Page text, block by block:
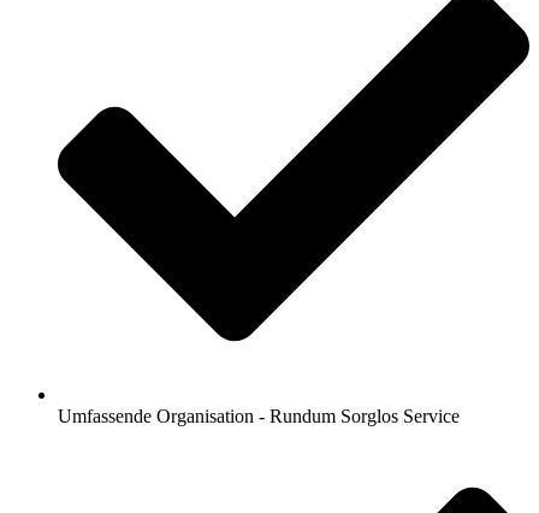
Umfassende Organisation - Rundum Sorglos Service